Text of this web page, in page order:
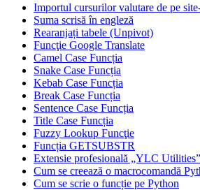
Importul cursurilor valutare de pe
Suma scrisă în engleză
Rearanjați tabele (Unpivot)
Funcţie Google Translate
Camel Case Funcția
Snake Case Funcția
Kebab Case Funcția
Break Case Funcția
Sentence Case Funcția
Title Case Funcția
Fuzzy Lookup Funcţie
Funcția GETSUBSTR
Extensie profesională „YLC Utilities”
Cum se creează o macrocomandă
Cum se scrie o funcție pe Python